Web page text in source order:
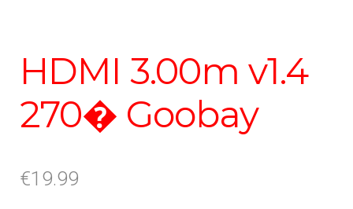
HDMI 3.00m v1.4
270� Goobay
€19.99